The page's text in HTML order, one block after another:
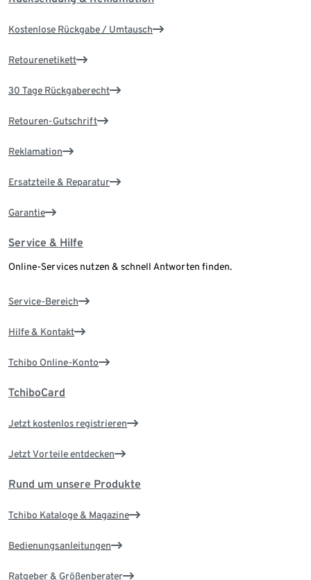
Kostenlose Rückgabe / Umtausch
Retourenetikett
30 Tage Rückgaberecht
Retouren-Gutschrift
Reklamation
Ersatzteile & Reparatur
Garantie
Service & Hilfe
Online-Services nutzen & schnell Antworten finden.
Service-Bereich
Hilfe & Kontakt
Tchibo Online-Konto
TchiboCard
Jetzt kostenlos registrieren
Jetzt Vorteile entdecken
Rund um unsere Produkte
Tchibo Kataloge & Magazine
Bedienungsanleitungen
Ratgeber & Größenberater